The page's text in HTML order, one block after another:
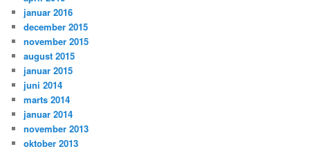
januar 2016
december 2015
november 2015
august 2015
januar 2015
juni 2014
marts 2014
januar 2014
november 2013
oktober 2013